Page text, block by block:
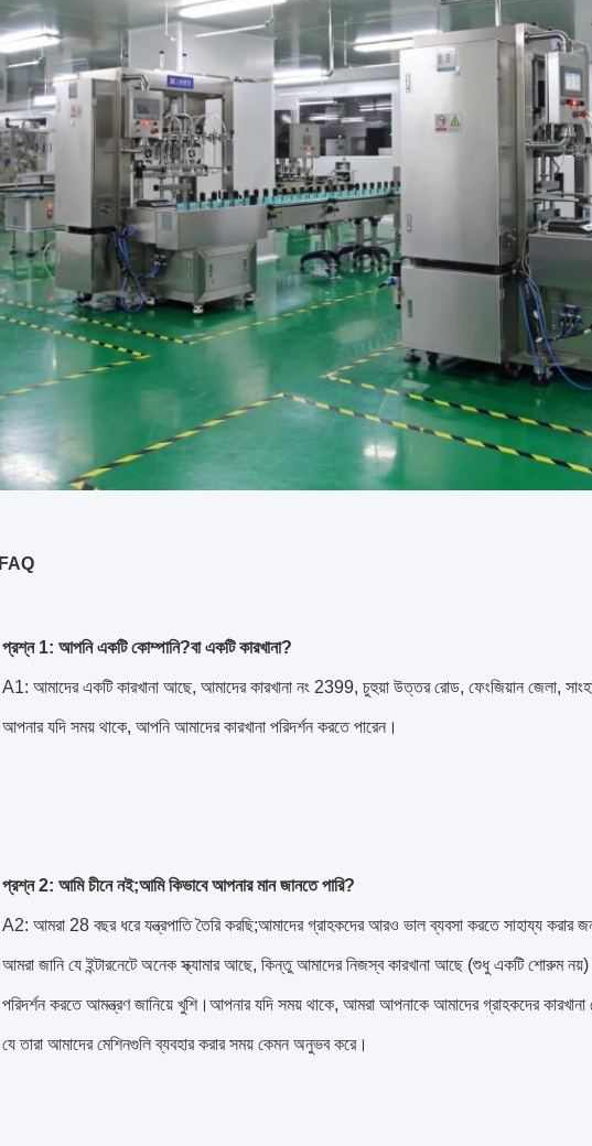
FAQ
প্রশ্ন 1: আপনি একটি কোম্পানি?বা একটি কারখানা?
A1: আমাদের একটি কারখানা আছে, আমাদের কারখানা নং 2399, চুহুয়া উত্তর রোড, ফেংজিয়ান জেলা,
আপনার যদি সময় থাকে, আপনি আমাদের কারখানা পরিদর্শন করতে পারেন।
প্রশ্ন 2: আমি চীনে নই;আমি কিভাবে আপনার মান জানতে পারি?
A2: আমরা 28 বছর ধরে যন্ত্রপাতি তৈরি করছি;আমাদের গ্রাহকদের আরও ভাল ব্যবসা করতে সাহায্য করার
আমরা জানি যে ইন্টারনেটে অনেক স্ক্যামার আছে, কিন্তু আমাদের নিজস্ব কারখানা আছে (শুধু একটি শোরুম
পরিদর্শন করতে আমন্ত্রণ জানিয়ে খুশি।আপনার যদি সময় থাকে, আমরা আপনাকে আমাদের গ্রাহকদের কারখানা
যে তারা আমাদের মেশিনগুলি ব্যবহার করার সময় কেমন অনুভব করে।